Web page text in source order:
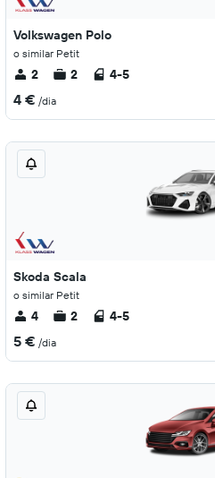
Volkswagen Polo
o similar Petit
2 2 4-5
4 € /dia
Skoda Scala
o similar Petit
4 2 4-5
5 € /dia